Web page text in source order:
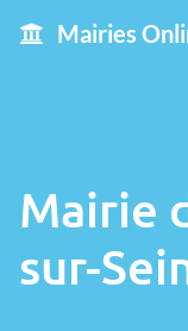
Mairies
Mairie
sur-